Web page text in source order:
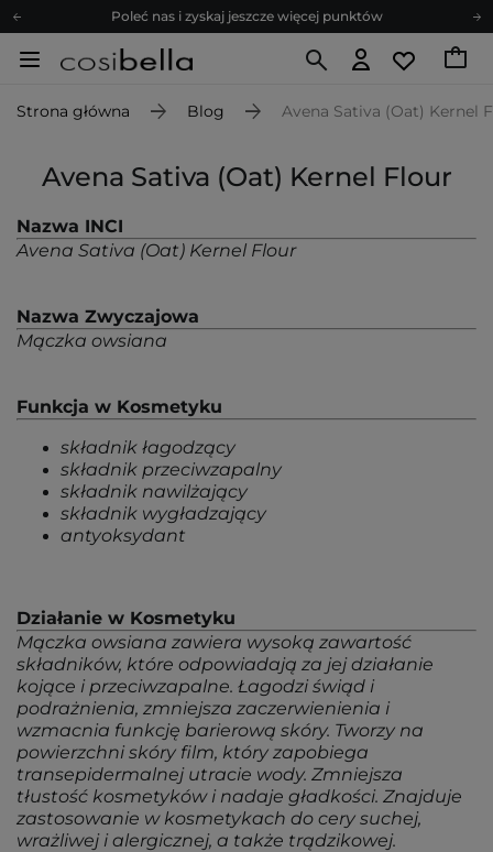
Poleć nas i zyskaj jeszcze więcej punktów
Zapisz się na newsletter pełen porad
Z nami to możliwe! Realizacja zamówienia do 24h.
Zapisz się na newsletter pełen porad
Strona główna Blog Avena Sativa (Oat) Kernel
Avena Sativa (Oat) Kernel Flour
Nazwa INCI
Avena Sativa (Oat) Kernel Flour
Nazwa Zwyczajowa
Mączka owsiana
Funkcja w Kosmetyku
składnik łagodzący
składnik przeciwzapalny
składnik nawilżający
składnik wygładzający
antyoksydant
Działanie w Kosmetyku
Mączka owsiana zawiera wysoką zawartość
składników, które odpowiadają za jej działanie
kojące i przeciwzapalne. Łagodzi świąd i
podrażnienia, zmniejsza zaczerwienienia i
wzmacnia funkcję barierową skóry. Tworzy na
powierzchni skóry film, który zapobiega
transepidermalnej utracie wody. Zmniejsza
tłustość kosmetyków i nadaje gładkości. Znajduje
zastosowanie w kosmetykach do cery suchej,
wrażliwej i alergicznej, a także trądzikowej.